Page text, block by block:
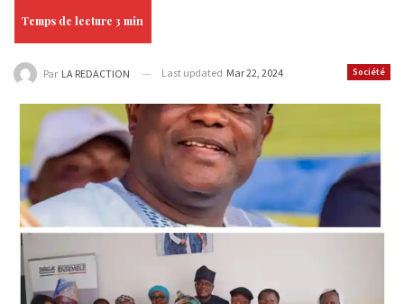
Société
Par LA REDACTION Last updated Mar 22, 2024